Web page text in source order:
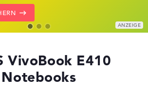
VivoBook E410
Notebooks